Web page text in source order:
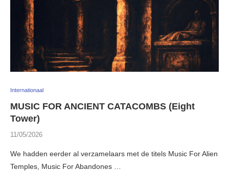
Internationaal
MUSIC FOR ANCIENT CATACOMBS (Eight
Tower)
11/05/2026
We hadden eerder al verzamelaars met de titels Music For Alien
Temples, Music For Abandones …